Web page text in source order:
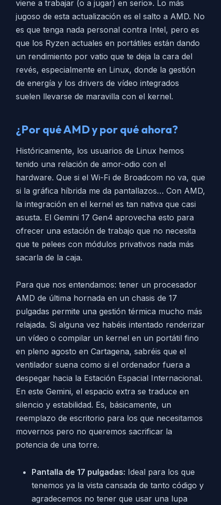
viene a trabajar (o a jugar) en serio». Lo más
jugoso de esta actualización es el salto a AMD. No
es que tenga nada personal contra Intel, pero es
que los Ryzen actuales en portátiles están dando
un rendimiento por vatio que te deja la cara del
revés, especialmente en Linux, donde la gestión
de energía y los drivers de vídeo integrados
suelen llevarse de maravilla con el kernel.
¿Por qué AMD y por qué ahora?
Históricamente, los usuarios de Linux hemos
tenido una relación de amor-odio con el
hardware. Que si el Wi-Fi de Broadcom no va, que
si la gráfica híbrida me da pantallazos… Con AMD,
la integración en el kernel es tan nativa que casi
asusta. El Gemini 17 Gen4 aprovecha esto para
ofrecer una estación de trabajo que no necesita
que te pelees con módulos privativos nada más
sacarla de la caja.
Para que nos entendamos: tener un procesador
AMD de última hornada en un chasis de 17
pulgadas permite una gestión térmica mucho más
relajada. Si alguna vez habéis intentado renderizar
un vídeo o compilar un kernel en un portátil fino
en pleno agosto en Cartagena, sabréis que el
ventilador suena como si el ordenador fuera a
despegar hacia la Estación Espacial Internacional.
En este Gemini, el espacio extra se traduce en
silencio y estabilidad. Es, básicamente, un
reemplazo de escritorio para los que necesitamos
movernos pero no queremos sacrificar la
potencia de una torre.
Pantalla de 17 pulgadas: Ideal para los que
tenemos ya la vista cansada de tanto código y
agradecemos no tener que usar una lupa